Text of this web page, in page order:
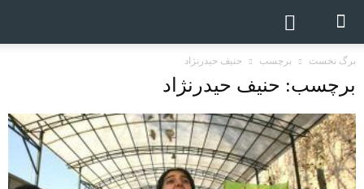
برگ نخست برچسب حنیف حیدرنژاد
برچسب: حنیف حیدرنژاد